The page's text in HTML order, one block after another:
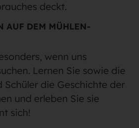
deckt.
AUF DEM MÜHLEN-
wenn uns
Lernen Sie sowie die
Schüler die Geschichte der
und erleben Sie sie
sich!